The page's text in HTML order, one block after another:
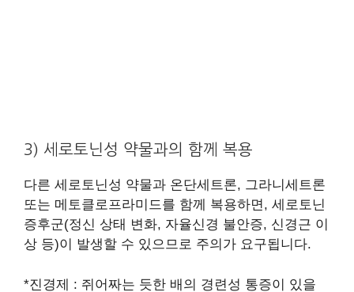
3) 세로토닌성 약물과의 함께 복용
다른 세로토닌성 약물과 온단세트론, 그라니세트론
또는 메토클로프라미드를 함께 복용하면, 세로토닌
증후군(정신 상태 변화, 자율신경 불안증, 신경근 이
상 등)이 발생할 수 있으므로 주의가 요구됩니다.
*진경제 : 쥐어짜는 듯한 배의 경련성 통증이 있을